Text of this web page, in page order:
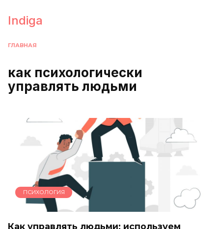
содержанию
Indiga
ГЛАВНАЯ
как психологически
управлять людьми
ПСИХОЛОГИЯ
Как управлять людьми: используем